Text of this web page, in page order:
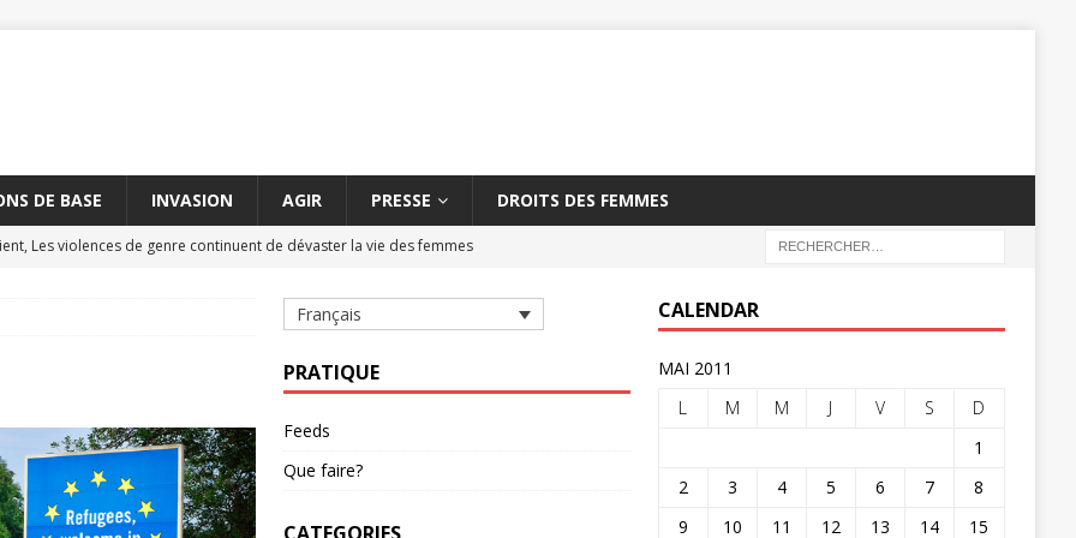
DE BASE INVASION AGIR PRESSE DROITS DES FEMMES
Les violences de genre continuent de dévaster la vie des femmes
les massacres de civils par des armes explosives
AMNESTY
à Aksoum peut constituer un crime contre l'humanité
entre la Turquie et l'UE dure depuis cinq ans
Français
PRATIQUE
Feeds
Que faire?
CALENDAR
MAI 2011
L
M M J V S
D
1
2
3 4 5 6 7
8
9
10 11 12 13 14
15